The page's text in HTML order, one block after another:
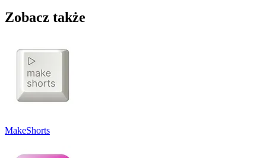
Zobacz także
MakeShorts